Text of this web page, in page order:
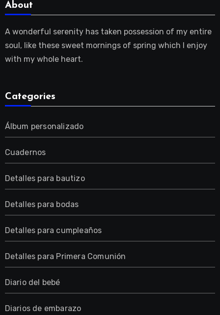
About
A wonderful serenity has taken possession of my entire
soul, like these sweet mornings of spring which I enjoy
with my whole heart.
Categories
Álbum personalizado
Cuadernos
Detalles para bautizo
Detalles para bodas
Detalles para cumpleaños
Detalles para Primera Comunión
Diario del bebé
Diarios de embarazo